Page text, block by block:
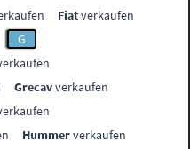
Fiatverkaufen
G
Grecavverkaufen
Hummerverkaufen